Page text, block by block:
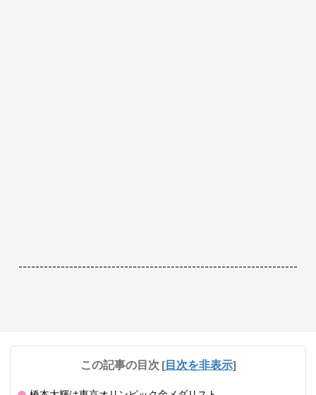
------------------------------------------------------------------
この記事の目次 [目次を非表示]